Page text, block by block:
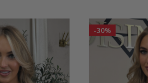
-30%